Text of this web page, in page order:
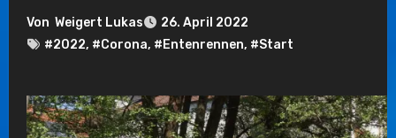
Von Weigert Lukas
26. April 2022
#2022, #Corona, #Entenrennen, #Start